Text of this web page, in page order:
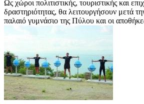
Ως χώροι πολιτιστικής, τουριστικής και
δραστηριότητας, θα λειτουργήσουν μετά
παλαιό γυμνάσιο της Πύλου και οι